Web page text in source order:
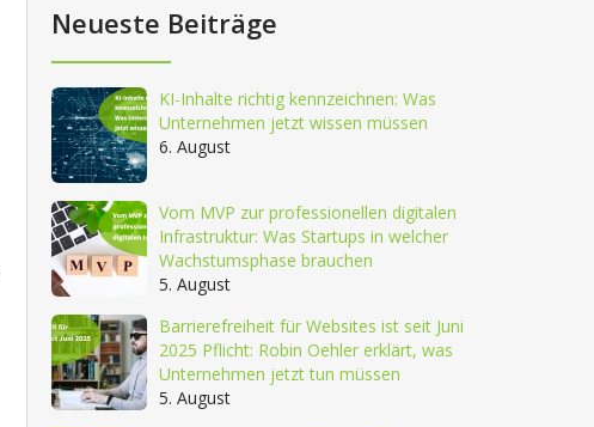
Neueste Beiträge
KI-Inhalte richtig kennzeichnen: Was
Unternehmen jetzt wissen müssen
6. August
Vom MVP zur professionellen digitalen
Infrastruktur: Was Startups in welcher
Wachstumsphase brauchen
5. August
Barrierefreiheit für Websites ist seit Juni
2025 Pflicht: Robin Oehler erklärt, was
Unternehmen jetzt tun müssen
5. August